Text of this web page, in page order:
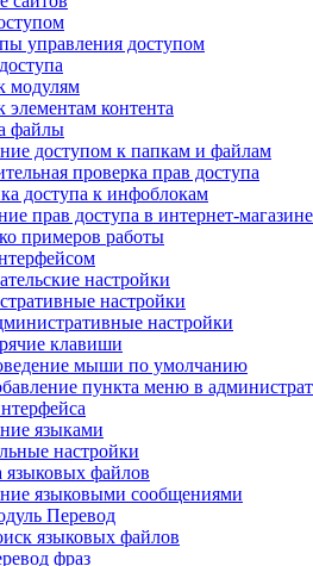
управления доступом
модулям
элементам контента
файлы
доступом к папкам и файлам
проверка прав доступа
доступа к инфоблокам
прав доступа в интернет-магазине
примеров работы
настройки
настройки
настройки
клавиши
мыши по умолчанию
пункта меню в
языками
настройки
языковых файлов
языковыми сообщениями
Перевод
языковых файлов
фраз